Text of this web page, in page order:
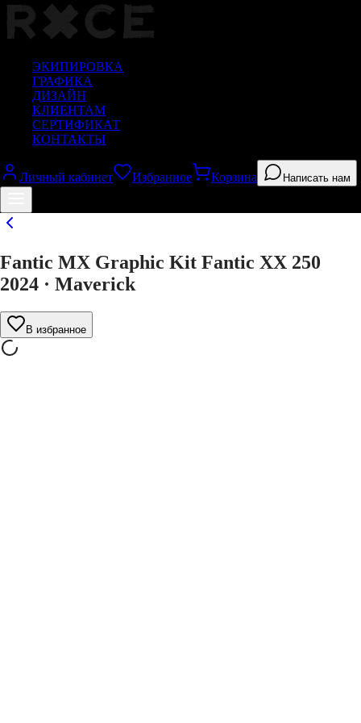
ЭКИПИРОВКА
ГРАФИКА
ДИЗАЙН
КЛИЕНТАМ
СЕРТИФИКАТ
КОНТАКТЫ
Личный кабинет Избранное Корзина Написать нам
Fantic MX Graphic Kit Fantic XX 250
2024 · Maverick
В избранное